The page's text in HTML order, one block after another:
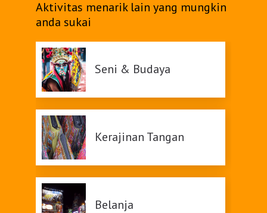
Belanja
Pasar Malam
Aktivitas menarik lain yang mungkin
anda sukai
Seni & Budaya
Kerajinan Tangan
Belanja